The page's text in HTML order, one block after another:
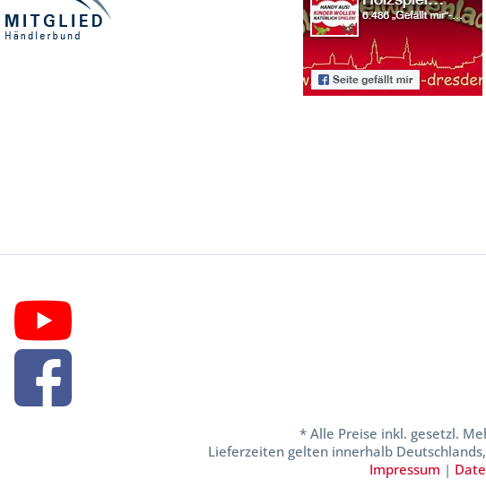
* Alle Preise inkl. gesetzl.
Lieferzeiten gelten innerhalb
Impressum |